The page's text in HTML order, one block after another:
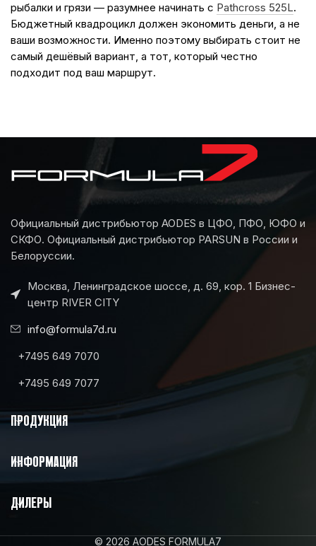
рыбалки и грязи — разумнее начинать с Pathcross 525L.
Бюджетный квадроцикл должен экономить деньги, а не
ваши возможности. Именно поэтому выбирать стоит не
самый дешёвый вариант, а тот, который честно
подходит под ваш маршрут.
Официальный дистрибьютор AODES в ЦФО, ПФО, ЮФО и
СКФО. Официальный дистрибьютор PARSUN в России и
Белоруссии.
Москва, Ленинградское шоссе, д. 69, кор. 1 Бизнес-
центр RIVER CITY
info@formula7d.ru
+7495 649 7070
+7495 649 7077
ПРОДУКЦИЯ
ИНФОРМАЦИЯ
ДИЛЕРЫ
© 2026 AODES FORMULA7